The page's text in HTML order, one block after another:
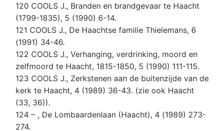
120 COOLS J., Branden en brandgevaar te Haacht
(1799-1835), 5 (1990) 6-14.
121 COOLS J., De Haachtse familie Thielemans, 6
(1991) 34-46.
122 COOLS J., Verhanging, verdrinking, moord en
zelfmoord te Haacht, 1815-1850, 5 (1990) 111-115.
123 COOLS J., Zerkstenen aan de buitenzijde van de
kerk te Haacht, 4 (1989) 36-43. (zie ook Haacht
(33, 36)).
124 – , De Lombaardenlaan (Haacht), 4 (1989) 273-
274.